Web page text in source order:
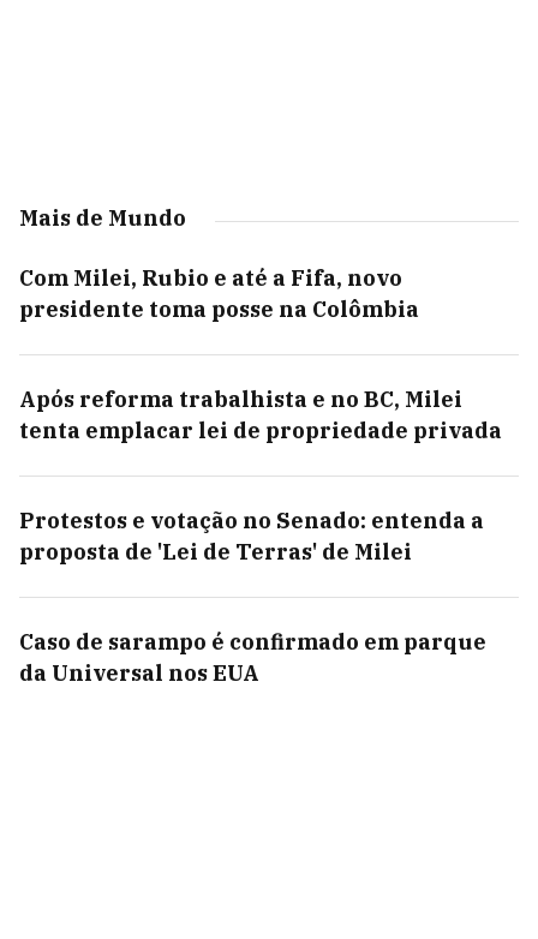
Mais de Mundo
Com Milei, Rubio e até a Fifa, novo
presidente toma posse na Colômbia
Após reforma trabalhista e no BC, Milei
tenta emplacar lei de propriedade privada
Protestos e votação no Senado: entenda a
proposta de 'Lei de Terras' de Milei
Caso de sarampo é confirmado em parque
da Universal nos EUA